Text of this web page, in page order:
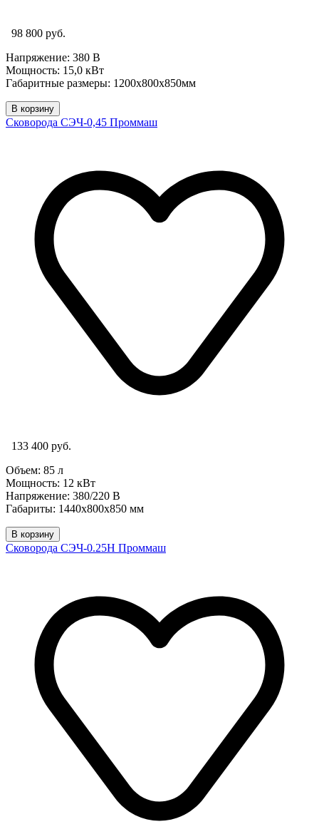
98 800 руб.
Напряжение: 380 В
Мощность: 15,0 кВт
Габаритные размеры: 1200х800х850мм
В корзину
Сковорода СЭЧ-0,45 Проммаш
133 400 руб.
Объем: 85 л
Мощность: 12 кВт
Напряжение: 380/220 В
Габариты: 1440х800х850 мм
В корзину
Сковорода СЭЧ-0.25Н Проммаш